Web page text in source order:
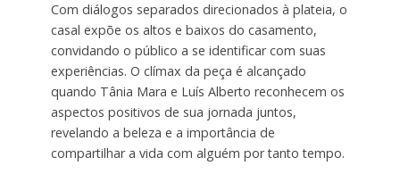
Com diálogos separados direcionados à plateia, o
casal expõe os altos e baixos do casamento,
convidando o público a se identificar com suas
experiências. O clímax da peça é alcançado
quando Tânia Mara e Luís Alberto reconhecem os
aspectos positivos de sua jornada juntos,
revelando a beleza e a importância de
compartilhar a vida com alguém por tanto tempo.